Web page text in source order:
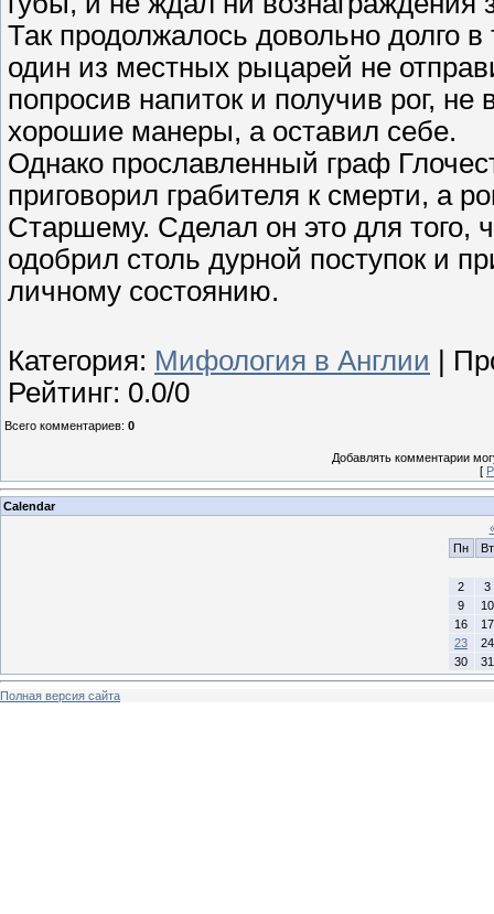
Так продолжалось довольно долго
один из местных рыцарей не
попросив напиток и получив рог,
хорошие манеры, а оставил себе.
Однако прославленный граф
приговорил грабителя к смерти, а
Старшему. Сделал он это для того,
одобрил столь дурной поступок и
личному состоянию.
Категория: Мифология в Англии
Рейтинг: 0.0/0
Всего комментариев: 0
Добавлять комментарии
[
Calendar
Пн
Вт
2
3
9
10
16
17
23
24
30
31
Полная версия сайта